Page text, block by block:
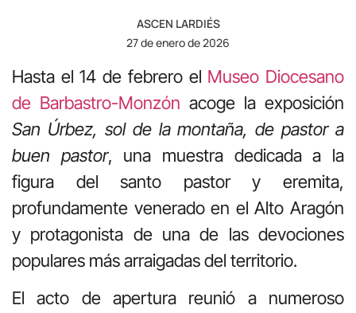
ASCEN LARDIÉS
27 de enero de 2026
Hasta el 14 de febrero el Museo Diocesano
de Barbastro-Monzón acoge la exposición
San Úrbez, sol de la montaña, de pastor a
buen pastor, una muestra dedicada a la
figura del santo pastor y eremita,
profundamente venerado en el Alto Aragón
y protagonista de una de las devociones
populares más arraigadas del territorio.
El acto de apertura reunió a numeroso